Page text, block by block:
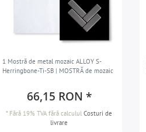
1 Mostră de metal mozaic ALLOY S-
Herringbone-Ti-SB | MOSTRĂ de mozaic
66,15 RON *
* Fără 19% TVA fără calcululCosturi de
livrare